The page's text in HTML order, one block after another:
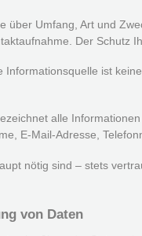
über Umfang, Art und
Der Schutz
Informationsquelle ist
alle
E-Mail-Adresse,
nötig sind – stets
von Daten